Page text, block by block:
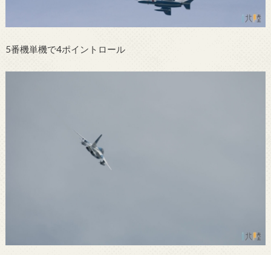
5番機単機で4ポイントロール